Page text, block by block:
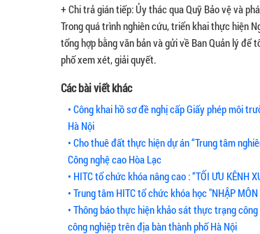
+ Chi trả gián tiếp: Ủy thác qua Quỹ Bảo vệ và
Trong quá trình nghiên cứu, triển khai thực hiện
tổng hợp bằng văn bản và gửi về Ban Quản lý để
phố xem xét, giải quyết.
Các bài viết khác
• Công khai hồ sơ đề nghị cấp Giấy phép môi
Hà Nội
• Cho thuê đất thực hiện dự án “Trung tâm
Công nghệ cao Hòa Lạc
• HITC tổ chức khóa nâng cao : “TỐI ƯU KÊNH
• Trung tâm HITC tổ chức khóa học "NHẬP
• Thông báo thực hiện khảo sát thực trạng
công nghiệp trên địa bàn thành phố Hà Nội